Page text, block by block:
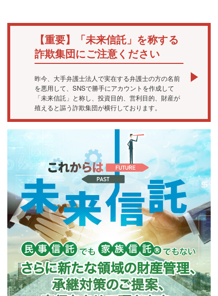
【重要】「未来信託」を称する
詐欺集団にご注意ください
昨今、大手弁護士法人で実在する弁護士の方の名前
を悪用して、SNSで勝手にアカウントを作成して
「未来信託」と称し、投資目的、営利目的、財産が
殖えると謳う詐欺集団が横行しております。